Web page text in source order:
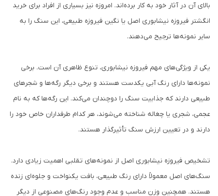
بالای آن در آثار خود به کار برده‌اند. امروزه نیز بسیاری از افراد برای خرید
انگشتر فیروزه نیشابوری اصل یا نگین فیروزه طبیعی، این سنگ را به
سایر نمونه‌ها ترجیح می‌دهند.
یکی از ویژگی‌های مهم فیروزه نیشابوری، تنوع ظاهری آن است. برخی
نمونه‌ها دارای رنگ آبی یکدست هستند و برخی دیگر رگه‌ها و شجرهای
طبیعی دارند که جذابیت سنگ را دوچندان می‌کند. این رگه‌ها که به نام
عجمی، شجری یا چغاله شناخته می‌شوند، هر کدام طرفداران خاص خود را
دارند و در تعیین ارزش سنگ تأثیرگذار هستند.
تشخیص فیروزه نیشابوری اصل از نمونه‌های تقلبی اهمیت زیادی دارد.
سنگ‌های اصل معمولاً دارای رنگ طبیعی، بافت یکنواخت و جلوه‌ای زنده
هستند. همچنین وزن مناسب و عدم وجود رنگ‌های مصنوعی از دیگر